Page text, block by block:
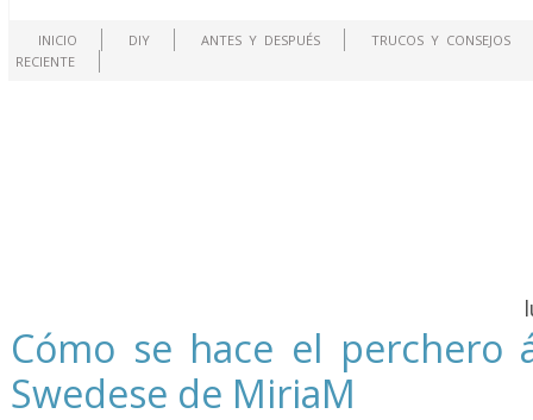
INICIO DIY ANTES Y DESPUÉS
TRUCOS Y CONSEJOS
RECIENTE
Cómo se hace el perchero
Swedese de MiriaM